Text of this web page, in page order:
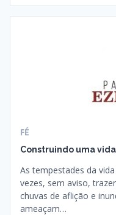
FÉ
Construindo uma
As tempestades da
vezes, sem aviso,
chuvas de aflição e
ameaçam…